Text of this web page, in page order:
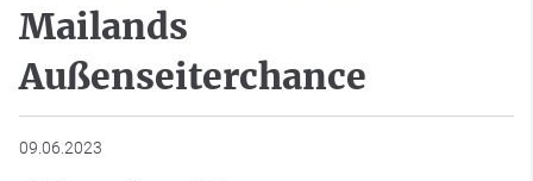
Mailands
Außenseiterchance
09.06.2023